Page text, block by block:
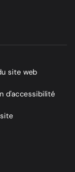
site web
d'accessibilité